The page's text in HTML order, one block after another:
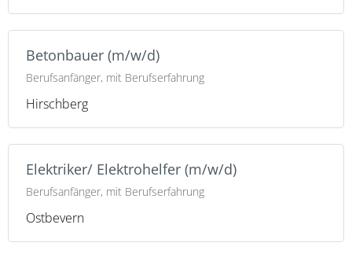
Betonbauer (m/w/d)
Berufsanfänger, mit Berufserfahrung
Hirschberg
Elektriker/ Elektrohelfer (m/w/d)
Berufsanfänger, mit Berufserfahrung
Ostbevern